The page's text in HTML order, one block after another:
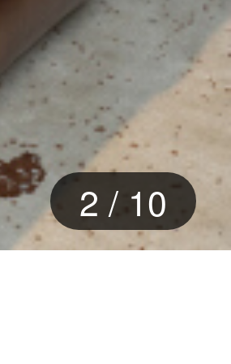
3 / 10